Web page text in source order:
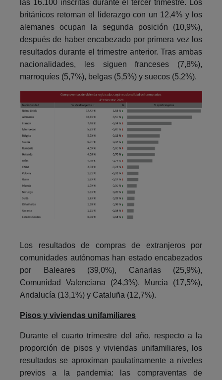
las 16.100 inscritas durante el tercer trimestre. Los
británicos retoman el liderazgo con un 12,4% y los
alemanes ocupan la segunda posición (10,9%),
después de haber encabezado por primera vez los
resultados durante el trimestre anterior. Tras ambas
nacionalidades, les siguen franceses (7,8%),
marroquíes (5,7%), belgas (5,5%) y suecos (5,2%).
Los resultados de compras de extranjeros por
comunidades autónomas han estado encabezados
por Baleares (39,0%), Canarias (25,9%),
Comunidad Valenciana (24,3%), Murcia (17,5%),
Andalucía (13,1%) y Cataluña (12,7%).
Pisos y viviendas unifamiliares
Durante el cuarto trimestre del año, respecto a la
proporción de pisos y viviendas unifamiliares, los
resultados se aproximan paulatinamente a niveles
previos a la pandemia: las compraventas de